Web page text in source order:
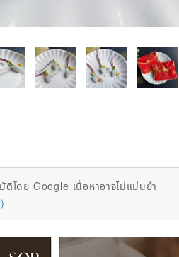
โดย Google เนื้อหาอาจไม่แม่นยำ